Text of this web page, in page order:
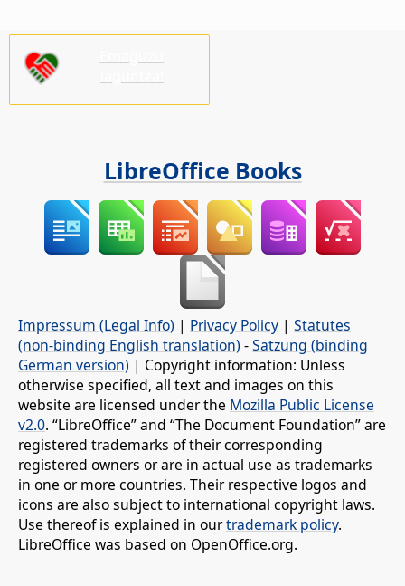
LibreOffice Books
Impressum (Legal Info) | Privacy Policy | Statutes
(non-binding English translation) -Satzung (binding
German version) | Copyright information: Unless
otherwise specified, all text and images on this
website are licensed under the Mozilla Public License
v2.0. “LibreOffice” and “The Document Foundation” are
registered trademarks of their corresponding
registered owners or are in actual use as trademarks
in one or more countries. Their respective logos and
icons are also subject to international copyright laws.
Use thereof is explained in ourtrademark policy.
LibreOffice was based on OpenOffice.org.